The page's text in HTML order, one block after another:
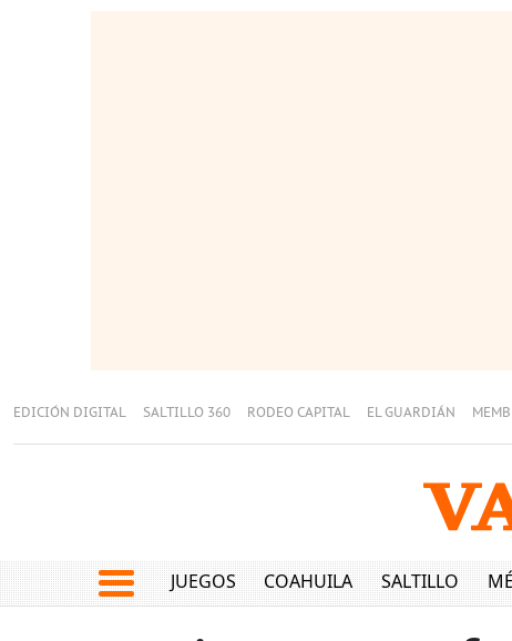
EDICIÓN DIGITAL SALTILLO 360 RODEO CAPITAL EL GUARDIÁN
JUEGOS COAHUILA SALTILLO